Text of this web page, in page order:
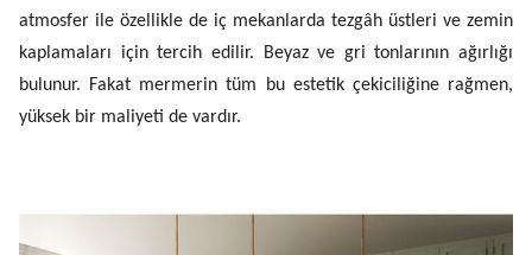
atmosfer ile özellikle de iç mekanlarda tezgâh üstleri ve zemin
kaplamaları için tercih edilir. Beyaz ve gri tonlarının ağırlığı
bulunur. Fakat mermerin tüm bu estetik çekiciliğine rağmen,
yüksek bir maliyeti de vardır.